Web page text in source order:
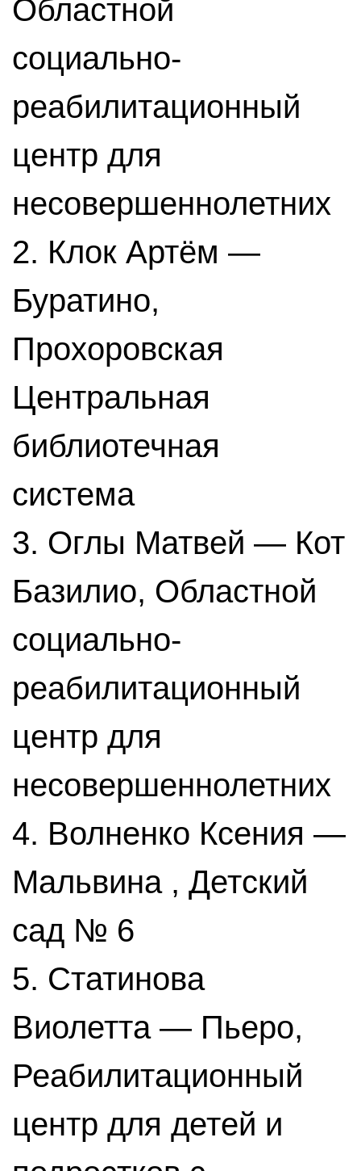
Областной
социально-
реабилитационный
центр для
несовершеннолетних
2. Клок Артём —
Буратино,
Прохоровская
Центральная
библиотечная
система
3. Оглы Матвей — Кот
Базилио, Областной
социально-
реабилитационный
центр для
несовершеннолетних
4. Волненко Ксения —
Мальвина , Детский
сад № 6
5. Статинова
Виолетта — Пьеро,
Реабилитационный
центр для детей и